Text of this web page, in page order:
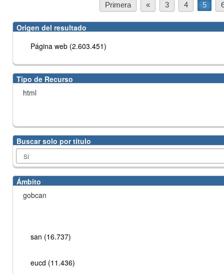
Primera « 3 4 5
Origen del resultado
Página web (2.603.451)
Tipo de Recurso
html
Buscar solo por título
Ámbito
gobcan
san (16.737)
eucd (11.436)